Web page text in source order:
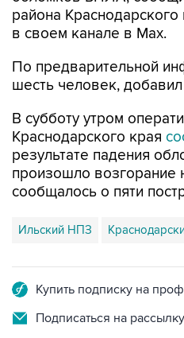
района
в своем канале в Max.
По предварительной
шесть человек,
В субботу утром
Краснодарского края
результате падения
произошло возгорание
сообщалось о пяти
Ильский НПЗ
Купить подписку на
Подписаться на